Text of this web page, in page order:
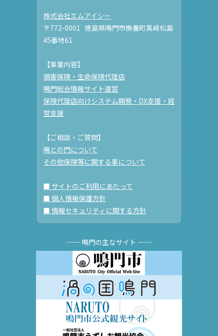
株式会社エムアイシー
〒772-0001 徳島県鳴門市撫養町黒崎松島
45番地61
【事業内容】
損害保険・生命保険代理店
鳴門総合情報サイト運営
保険代理店向けシステム開発・DX支援・経
営支援
【ご相談・ご質問】
鳴との門について
その他保険等に関する事について
■ サイトのご利用にあたって
■ 個人情報保護方針
■ 情報セキュリティに関する方針
── 鳴門の主なサイト ──